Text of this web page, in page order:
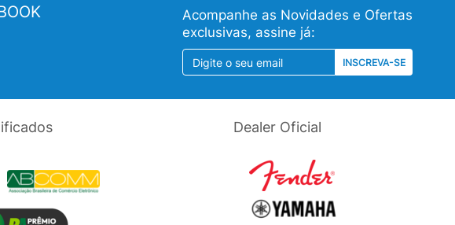
Acompanhe as Novidades e Ofertas
exclusivas, assine já:
INSCREVA-SE
Dealer Oficial